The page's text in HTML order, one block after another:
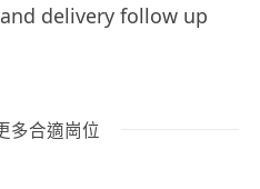
delivery follow up
quotation, invoices
多合適崗位